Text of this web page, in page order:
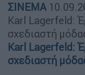
ΣΙΝΕΜΑ
Karl Lagerfeld:
σχεδιαστή
Karl Lagerfeld:
σχεδιαστή